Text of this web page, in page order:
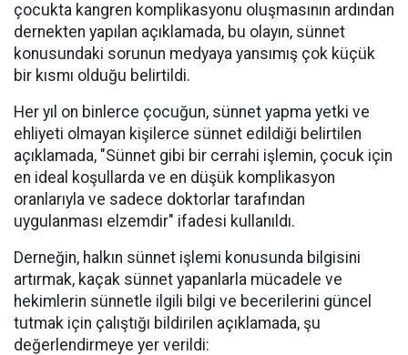
çocukta kangren komplikasyonu oluşmasının ardından
dernekten yapılan açıklamada, bu olayın, sünnet
konusundaki sorunun medyaya yansımış çok küçük
bir kısmı olduğu belirtildi.
Her yıl on binlerce çocuğun, sünnet yapma yetki ve
ehliyeti olmayan kişilerce sünnet edildiği belirtilen
açıklamada, "Sünnet gibi bir cerrahi işlemin, çocuk için
en ideal koşullarda ve en düşük komplikasyon
oranlarıyla ve sadece doktorlar tarafından
uygulanması elzemdir" ifadesi kullanıldı.
Derneğin, halkın sünnet işlemi konusunda bilgisini
artırmak, kaçak sünnet yapanlarla mücadele ve
hekimlerin sünnetle ilgili bilgi ve becerilerini güncel
tutmak için çalıştığı bildirilen açıklamada, şu
değerlendirmeye yer verildi: